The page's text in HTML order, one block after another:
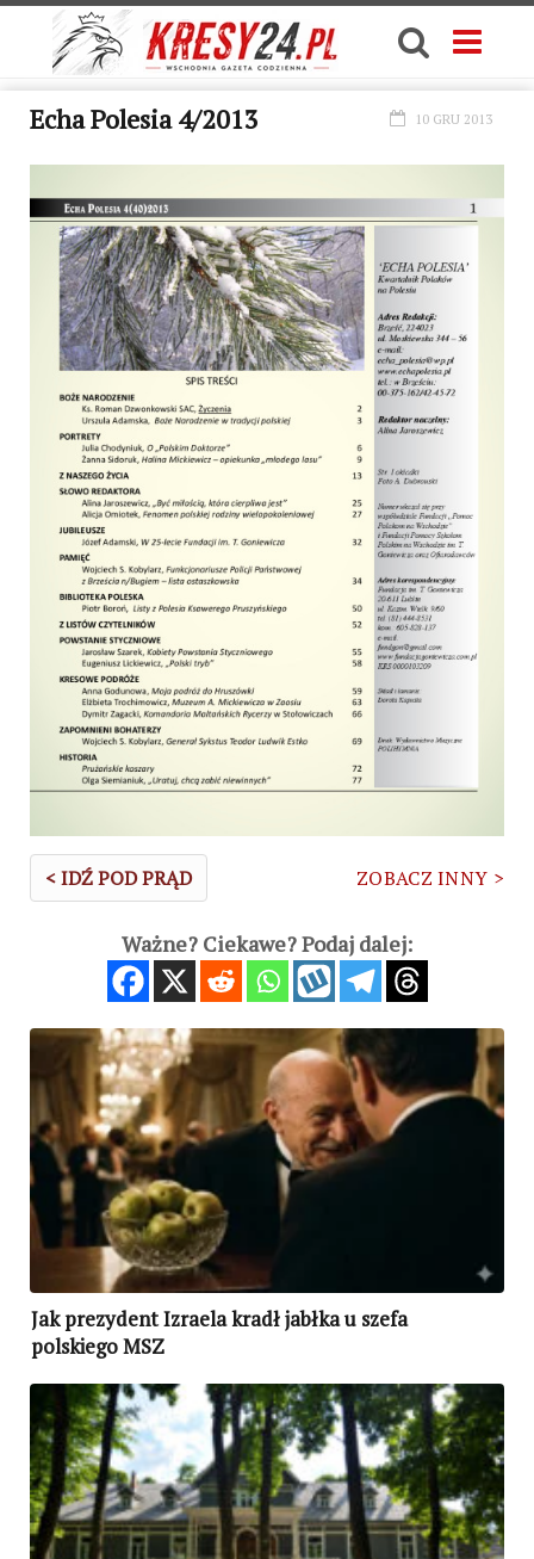
Echa Polesia 4/2013 10 GRU 2013
< IDŹ POD PRĄD ZOBACZ INNY >
Ważne? Ciekawe? Podaj dalej:
Jak prezydent Izraela kradł jabłka u szefa
polskiego MSZ